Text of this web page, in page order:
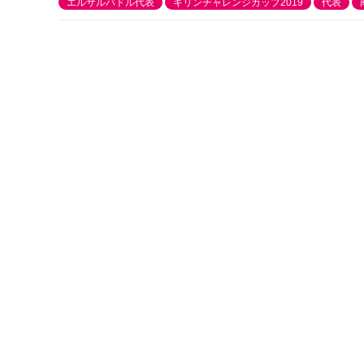
エルサルバドル代表 キリンチャレンジカップ2019 代表